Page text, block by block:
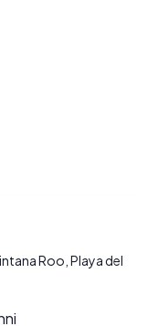
Roo, Playa del